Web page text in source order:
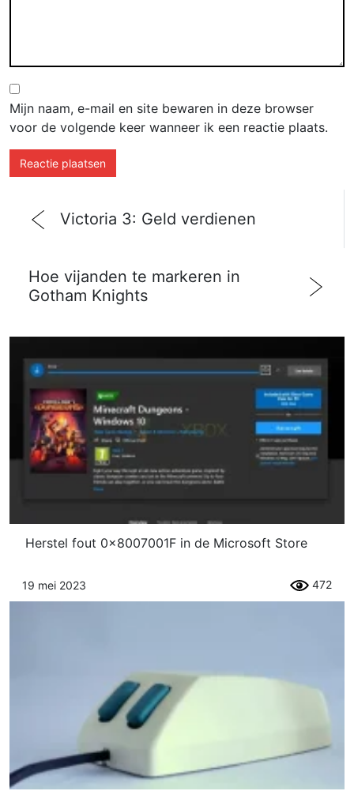
Mijn naam, e-mail en site bewaren in deze browser
voor de volgende keer wanneer ik een reactie plaats.
Victoria 3: Geld verdienen
Hoe vijanden te markeren in
Gotham Knights
Herstel fout 0x8007001F in de Microsoft Store
19 mei 2023 472